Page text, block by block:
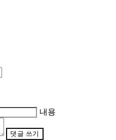
내용
댓글 쓰기